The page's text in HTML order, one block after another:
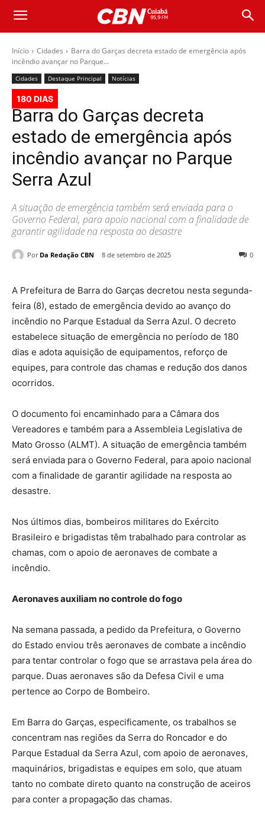
Início Cidades
Barra do Garças decreta estado de emergência após
incêndio avançar no Parque...
Cidades Destaque Principal Notícias
180 DIAS
Barra do Garças decreta
estado de emergência após
incêndio avançar no Parque
Serra Azul
A situação de emergência também será enviada para o
Governo Federal, para apoio nacional com a finalidade de
garantir agilidade na resposta ao desastre
Por Da Redação CBN 8 de setembro de 2025 0
A Prefeitura de Barra do Garças decretou nesta segunda-
feira (8), estado de emergência devido ao avanço do
incêndio no Parque Estadual da Serra Azul. O decreto
estabelece situação de emergência no período de 180
dias e adota aquisição de equipamentos, reforço de
equipes, para controle das chamas e redução dos danos
ocorridos.
O documento foi encaminhado para a Câmara dos
Vereadores e também para a Assembleia Legislativa de
Mato Grosso (ALMT). A situação de emergência também
será enviada para o Governo Federal, para apoio nacional
com a finalidade de garantir agilidade na resposta ao
desastre.
Nos últimos dias, bombeiros militares do Exército
Brasileiro e brigadistas têm trabalhado para controlar as
chamas, com o apoio de aeronaves de combate a
incêndio.
Aeronaves auxiliam no controle do fogo
Na semana passada, a pedido da Prefeitura, o Governo
do Estado enviou três aeronaves de combate a incêndio
para tentar controlar o fogo que se arrastava pela área do
parque. Duas aeronaves são da Defesa Civil e uma
pertence ao Corpo de Bombeiro.
Em Barra do Garças, especificamente, os trabalhos se
concentram nas regiões da Serra do Roncador e do
Parque Estadual da Serra Azul, com apoio de aeronaves,
maquinários, brigadistas e equipes em solo, que atuam
tanto no combate direto quanto na construção de aceiros
para conter a propagação das chamas.